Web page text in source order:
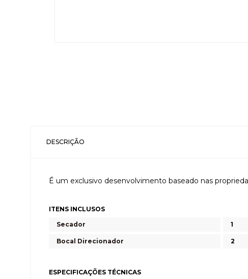
DESCRIÇÃO
É um exclusivo desenvolvimento baseado nas
ITENS INCLUSOS
Secador
1
Bocal Direcionador 2
ESPECIFICAÇÕES TÉCNICAS